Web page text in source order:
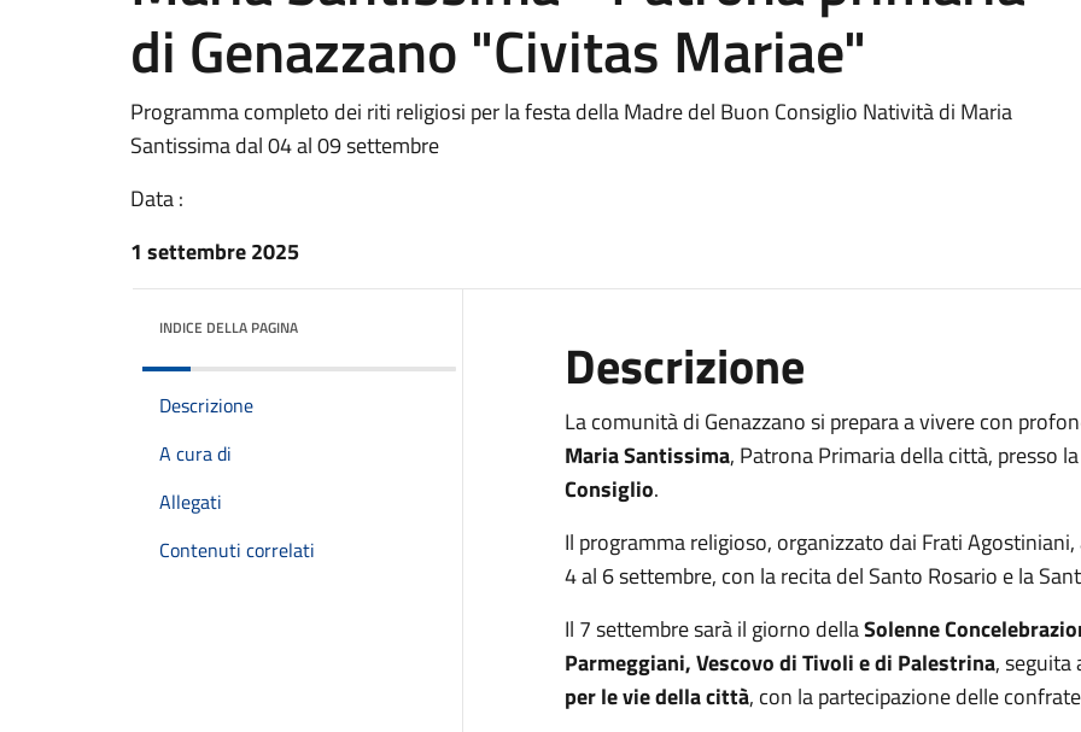
di Genazzano "Civitas Mariae"
Programma completo dei riti religiosi per la festa della Madre del Buon Consiglio Natività di Maria
Santissima dal 04 al 09 settembre
Data :
1 settembre 2025
INDICE DELLA PAGINA
Descrizione
A cura di
Allegati
Contenuti correlati
Descrizione
La comunità di Genazzano si prepara a vivere con
Maria Santissima, Patrona Primaria della città, presso
Consiglio.
Il programma religioso, organizzato dai Frati
4 al 6 settembre, con la recita del Santo Rosario e la
Il 7 settembre sarà il giorno dellaSolenne
Parmeggiani, Vescovo di Tivoli e di Palestrina, seguita
per le vie della città, con la partecipazione delle